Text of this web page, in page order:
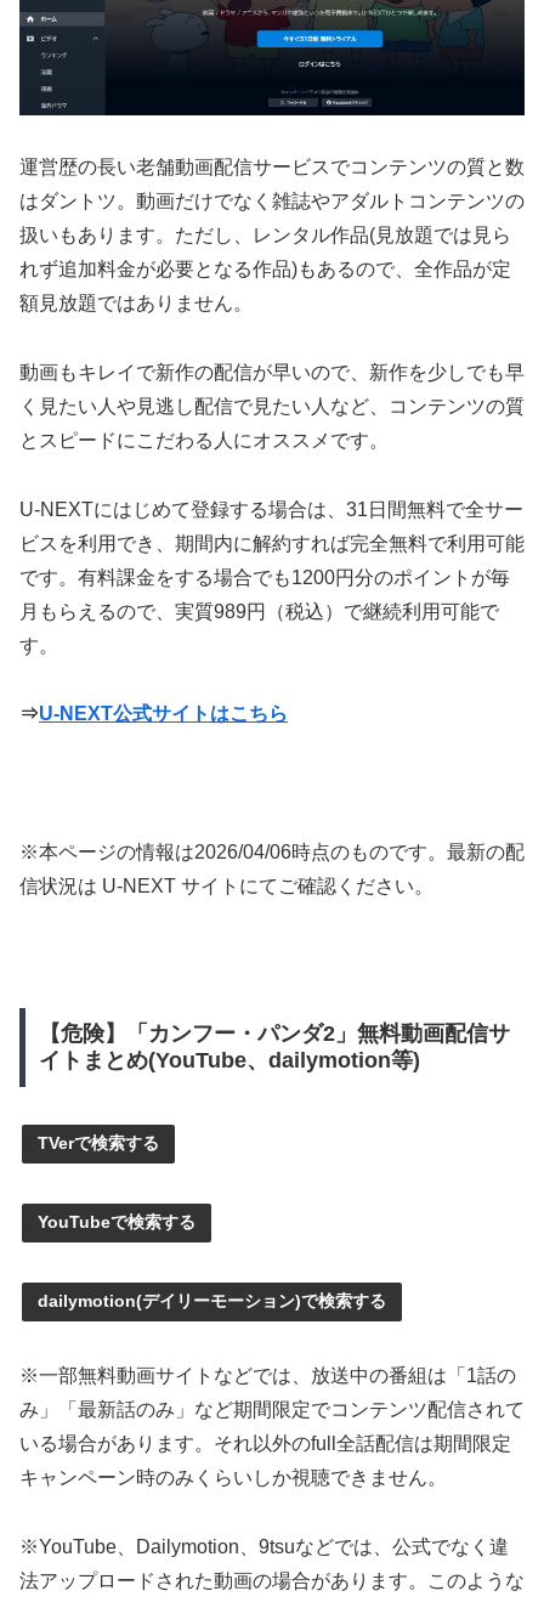
運営歴の長い老舗動画配信サービスでコンテンツの質と数
はダントツ。動画だけでなく雑誌やアダルトコンテンツの
扱いもあります。ただし、レンタル作品(見放題では見ら
れず追加料金が必要となる作品)もあるので、全作品が定
額見放題ではありません。
動画もキレイで新作の配信が早いので、新作を少しでも早
く見たい人や見逃し配信で見たい人など、コンテンツの質
とスピードにこだわる人にオススメです。
U-NEXTにはじめて登録する場合は、31日間無料で全サー
ビスを利用でき、期間内に解約すれば完全無料で利用可能
です。有料課金をする場合でも1200円分のポイントが毎
月もらえるので、実質989円（税込）で継続利用可能で
す。
⇒U-NEXT公式サイトはこちら
※本ページの情報は2026/04/06時点のものです。最新の配
信状況は U-NEXT サイトにてご確認ください。
【危険】「カンフー・パンダ2」無料動画配信サ
イトまとめ(YouTube、dailymotion等)
TVerで検索する
YouTubeで検索する
dailymotion(デイリーモーション)で検索する
※一部無料動画サイトなどでは、放送中の番組は「1話の
み」「最新話のみ」など期間限定でコンテンツ配信されて
いる場合があります。それ以外のfull全話配信は期間限定
キャンペーン時のみくらいしか視聴できません。
※YouTube、Dailymotion、9tsuなどでは、公式でなく違
法アップロードされた動画の場合があります。このような